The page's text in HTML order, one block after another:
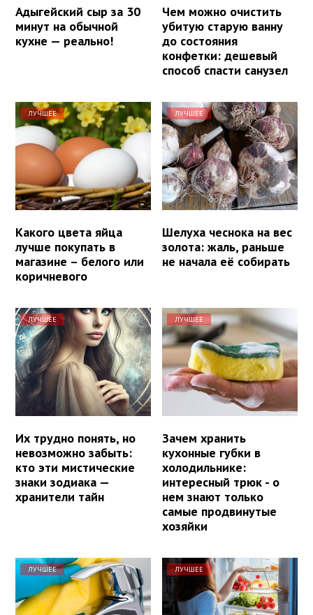
Адыгейский сыр за 30
минут на обычной
кухне — реально!
Чем можно очистить
убитую старую ванну
до состояния
конфетки: дешевый
способ спасти санузел
ЛУЧШЕЕ
Какого цвета яйца
лучше покупать в
магазине – белого или
коричневого
ЛУЧШЕЕ
Шелуха чеснока на вес
золота: жаль, раньше
не начала её собирать
ЛУЧШЕЕ
Их трудно понять, но
невозможно забыть:
кто эти мистические
знаки зодиака —
хранители тайн
ЛУЧШЕЕ
Зачем хранить
кухонные губки в
холодильнике:
интересный трюк - о
нем знают только
самые продвинутые
хозяйки
ЛУЧШЕЕ ЛУЧШЕЕ